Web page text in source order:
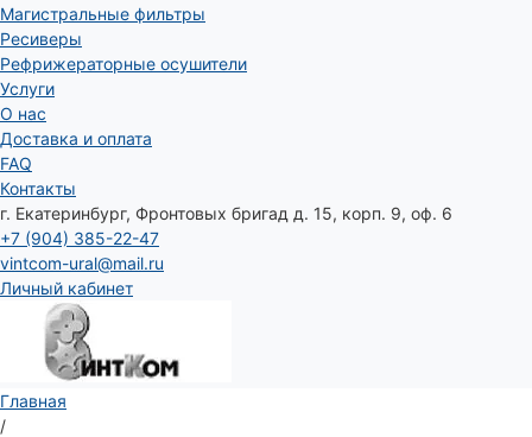
Магистральные фильтры
Ресиверы
Рефрижераторные осушители
Услуги
О нас
Доставка и оплата
FAQ
Контакты
г. Екатеринбург, Фронтовых бригад д. 15, корп. 9, оф. 6
+7 (904) 385-22-47
vintcom-ural@mail.ru
Личный кабинет
Главная
/